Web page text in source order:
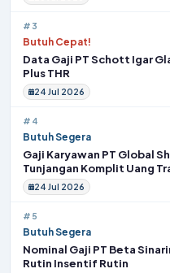
#3
Butuh Cepat!
Data Gaji PT Schott Igar
Plus THR
24 Jul 2026
#4
Butuh Segera
Gaji Karyawan PT Global
Tunjangan Komplit Uang
24 Jul 2026
#5
Butuh Segera
Nominal Gaji PT Beta
Rutin Insentif Rutin